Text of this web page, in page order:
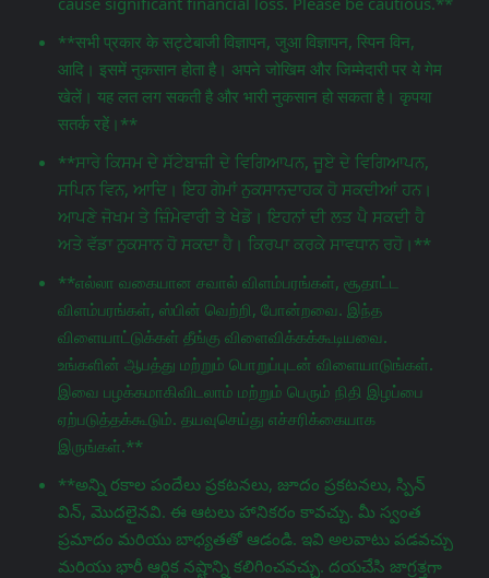
**सभी प्रकार के सट्टेबाजी विज्ञापन, जुआ विज्ञापन, स्पिन विन,
आदि। इसमें नुकसान होता है। अपने जोखिम और जिम्मेदारी पर ये गेम
खेलें। यह लत लग सकती है और भारी नुकसान हो सकता है। कृपया
सतर्क रहें।**
**ਸਾਰੇ ਕਿਸਮ ਦੇ ਸੱਟੇਬਾਜ਼ੀ ਦੇ ਵਿਗਿਆਪਨ, ਜੂਏ ਦੇ ਵਿਗਿਆਪਨ,
ਸਪਿਨ ਵਿਨ, ਆਦਿ। ਇਹ ਗੇਮਾਂ ਨੁਕਸਾਨਦਾਹਕ ਹੋ ਸਕਦੀਆਂ ਹਨ।
ਆਪਣੇ ਜੋਖਮ ਤੇ ਜ਼ਿੰਮੇਵਾਰੀ ਤੇ ਖੇਡੋ। ਇਹਨਾਂ ਦੀ ਲਤ ਪੈ ਸਕਦੀ ਹੈ
ਅਤੇ ਵੱਡਾ ਨੁਕਸਾਨ ਹੋ ਸਕਦਾ ਹੈ। ਕਿਰਪਾ ਕਰਕੇ ਸਾਵਧਾਨ ਰਹੋ।**
**எல்லா வகையான சவால் விளம்பரங்கள், சூதாட்ட
விளம்பரங்கள், ஸ்பின் வெற்றி, போன்றவை. இந்த
விளையாட்டுக்கள் தீங்கு விளைவிக்கக்கூடியவை.
உங்களின் ஆபத்து மற்றும் பொறுப்புடன் விளையாடுங்கள்.
இவை பழக்கமாகிவிடலாம் மற்றும் பெரும் நிதி இழப்பை
ஏற்படுத்தக்கூடும். தயவுசெய்து எச்சரிக்கையாக
இருங்கள்.**
**అన్ని రకాల పందేలు ప్రకటనలు, జూదం ప్రకటనలు, స్పిన్
విన్, మొదలైనవి. ఈ ఆటలు హానికరం కావచ్చు. మీ స్వంత
ప్రమాదం మరియు బాధ్యతతో ఆడండి. ఇవి అలవాటు పడవచ్చు
మరియు భారీ ఆర్థిక నష్టాన్ని కలిగించవచ్చు. దయచేసి జాగ్రತ್ತగా